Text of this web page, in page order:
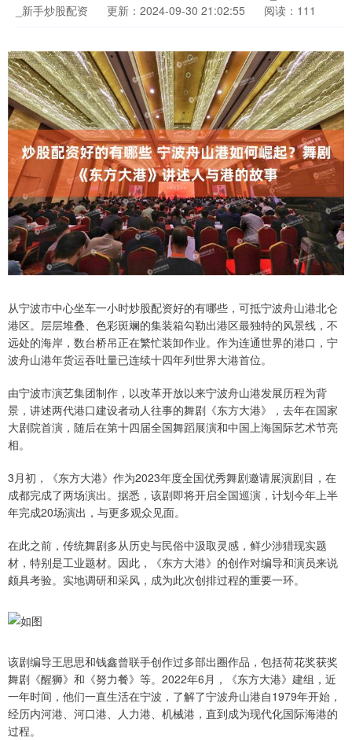
_新手炒股配资
更新：2024-09-30 21:02:55 阅读：111
从宁波市中心坐车一小时炒股配资好的有哪些，可抵宁波舟山港北仑
港区。层层堆叠、色彩斑斓的集装箱勾勒出港区最独特的风景线，不
远处的海岸，数台桥吊正在繁忙装卸作业。作为连通世界的港口，宁
波舟山港年货运吞吐量已连续十四年列世界大港首位。
由宁波市演艺集团制作，以改革开放以来宁波舟山港发展历程为背
景，讲述两代港口建设者动人往事的舞剧《东方大港》，去年在国家
大剧院首演，随后在第十四届全国舞蹈展演和中国上海国际艺术节亮
相。
3月初，《东方大港》作为2023年度全国优秀舞剧邀请展演剧目，在
成都完成了两场演出。据悉，该剧即将开启全国巡演，计划今年上半
年完成20场演出，与更多观众见面。
在此之前，传统舞剧多从历史与民俗中汲取灵感，鲜少涉猎现实题
材，特别是工业题材。因此，《东方大港》的创作对编导和演员来说
颇具考验。实地调研和采风，成为此次创排过程的重要一环。
该剧编导王思思和钱鑫曾联手创作过多部出圈作品，包括荷花奖获奖
舞剧《醒狮》和《努力餐》等。2022年6月，《东方大港》建组，近
一年时间，他们一直生活在宁波，了解了宁波舟山港自1979年开始，
经历内河港、河口港、人力港、机械港，直到成为现代化国际海港的
过程。